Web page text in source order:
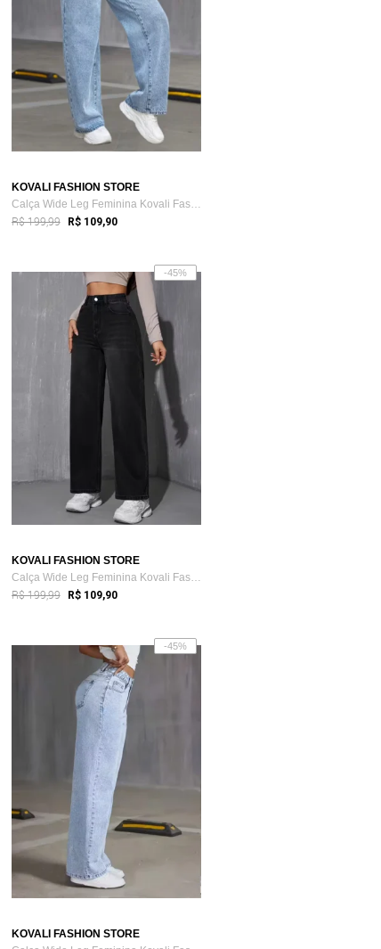
KOVALI FASHION STORE
Calça Wide Leg Feminina Kovali Fashion S...
R$ 199,99 R$ 109,90
-45%
KOVALI FASHION STORE
Calça Wide Leg Feminina Kovali Fashion S...
R$ 199,99 R$ 109,90
-45%
KOVALI FASHION STORE